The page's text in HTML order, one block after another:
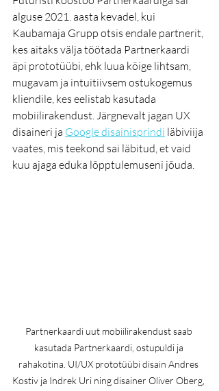
alguse 2021. aasta kevadel, kui
Kaubamaja Grupp otsis endale partnerit,
kes aitaks välja töötada Partnerkaardi
äpi prototüübi, ehk luua kõige lihtsam,
mugavam ja intuitiivsem ostukogemus
kliendile, kes eelistab kasutada
mobiilirakendust. Järgnevalt jagan UX
disaineri ja Google disainisprindi läbiviija
vaates, mis teekond sai läbitud, et vaid
kuu ajaga eduka lõpptulemuseni jõuda.
Partnerkaardi uut mobiilirakendust saab
kasutada Partnerkaardi, ostupuldi ja
rahakotina. UI/UX prototüübi disain Andres
Kostiv ja Indrek Uri ning disainer Oliver Oberg,